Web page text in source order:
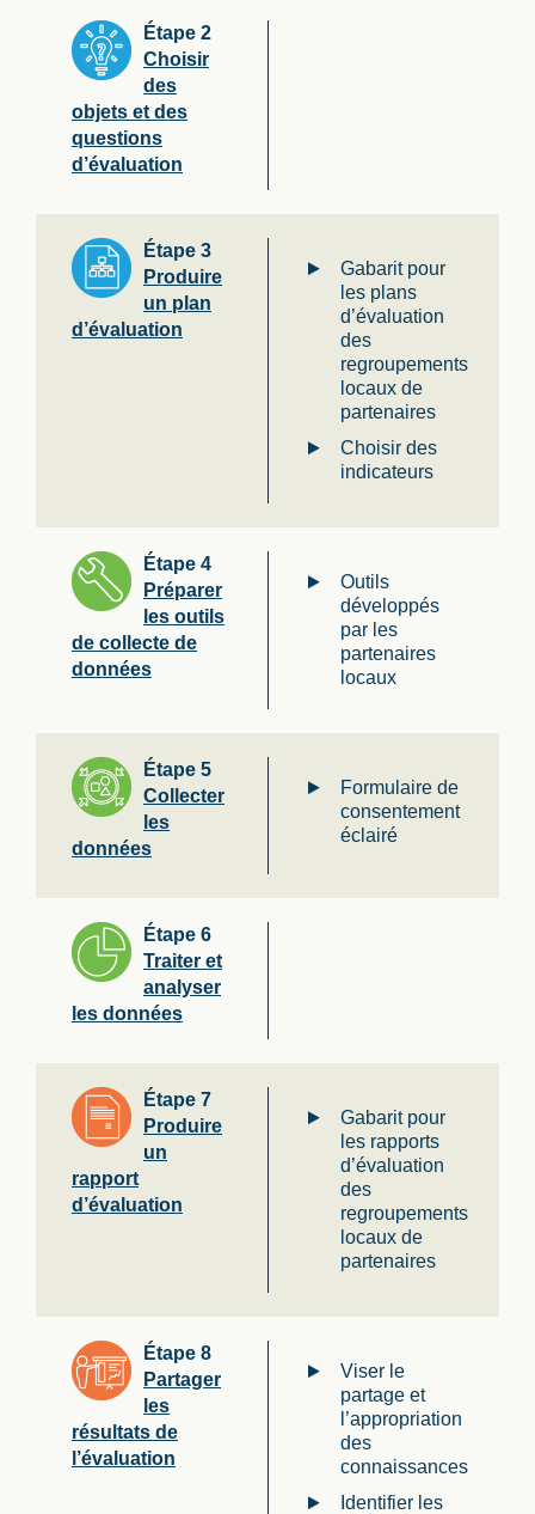
Étape 2
Choisir
des
objets et des
questions
d’évaluation
Étape 3
Produire
un plan
d’évaluation
Gabarit pour
les plans
d’évaluation
des
regroupements
locaux de
partenaires
Choisir des
indicateurs
Étape 4
Préparer
les outils
de collecte de
données
Outils
développés
par les
partenaires
locaux
Étape 5
Collecter
les
données
Formulaire de
consentement
éclairé
Étape 6
Traiter et
analyser
les données
Étape 7
Produire
un
rapport
d’évaluation
Gabarit pour
les rapports
d’évaluation
des
regroupements
locaux de
partenaires
Étape 8
Partager
les
résultats de
l’évaluation
Viser le
partage et
l’appropriation
des
connaissances
Identifier les